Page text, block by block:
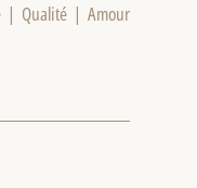
| Qualité | Amour